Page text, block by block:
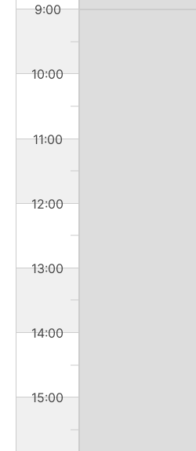
9:00
10:00
11:00
12:00
13:00
14:00
15:00